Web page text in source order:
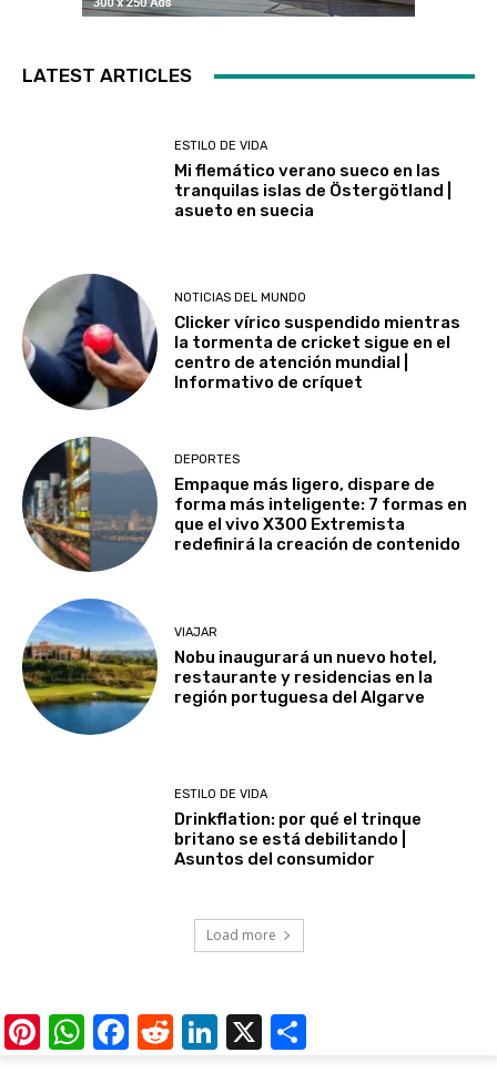
LATEST ARTICLES
ESTILO DE VIDA
Mi flemático verano sueco en las
tranquilas islas de Östergötland |
asueto en suecia
NOTICIAS DEL MUNDO
Clicker vírico suspendido mientras
la tormenta de cricket sigue en el
centro de atención mundial |
Informativo de críquet
DEPORTES
Empaque más ligero, dispare de
forma más inteligente: 7 formas en
que el vivo X300 Extremista
redefinirá la creación de contenido
VIAJAR
Nobu inaugurará un nuevo hotel,
restaurante y residencias en la
región portuguesa del Algarve
ESTILO DE VIDA
Drinkflation: por qué el trinque
britano se está debilitando |
Asuntos del consumidor
Load more
Pinterest
WhatsApp
Facebook
RedditLinkedIn
X